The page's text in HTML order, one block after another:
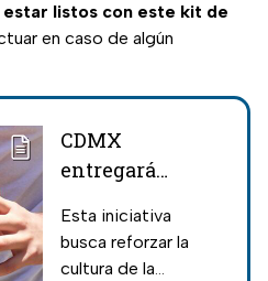
estar listos con este kit de
en caso de algún
CDMX
entregará
Vida" para
conmemorar el
Esta iniciativa
busca reforzar la
cultura de la